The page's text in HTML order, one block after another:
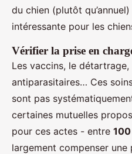
du chien (plutôt
intéressante pour les
Vérifier la prise en
Les vaccins, le
antiparasitaires… Ces
sont pas
certaines mutuelles
pour ces actes - entre
largement compenser